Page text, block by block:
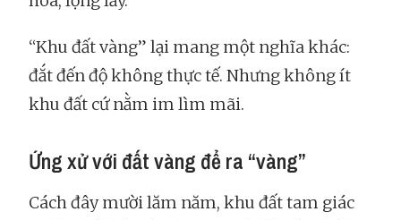
“Khu đất vàng” lại mang một nghĩa khác:
đắt đến độ không thực tế. Nhưng không ít
khu đất cứ nằm im lìm mãi.
Ứng xử với đất vàng để ra “vàng”
Cách đây mười lăm năm, khu đất tam giác